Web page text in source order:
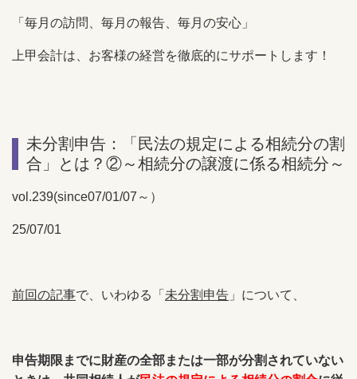
「毎月の訪問、毎月の報告、毎月の安心」
上甲会計は、お客様の経営を徹底的にサポートします！
未分割申告：「民法の規定による相続分の割
合」とは？②～相続分の譲渡に係る相続分～
vol.239(since07/01/07～）
25/07/01
前回の記事で、いわゆる「 未分割申告 」について、
申告期限までに財産の全部または一部が分割されていない